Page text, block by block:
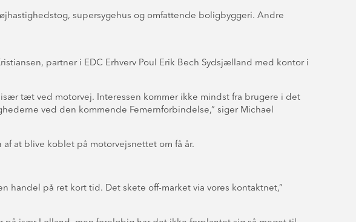
supersygehus og omfattende boligbyggeri. Andre
partner i EDC Erhverv Poul Erik Bech Sydsjælland med kontor i
tæt ved motorvej. Interessen kommer ikke mindst fra brugere i det
ved den kommende Femernforbindelse,” siger Michael
at blive koblet på motorvejsnettet om få år.
på ret kort tid. Det skete off-market via vores kontaktnet,”